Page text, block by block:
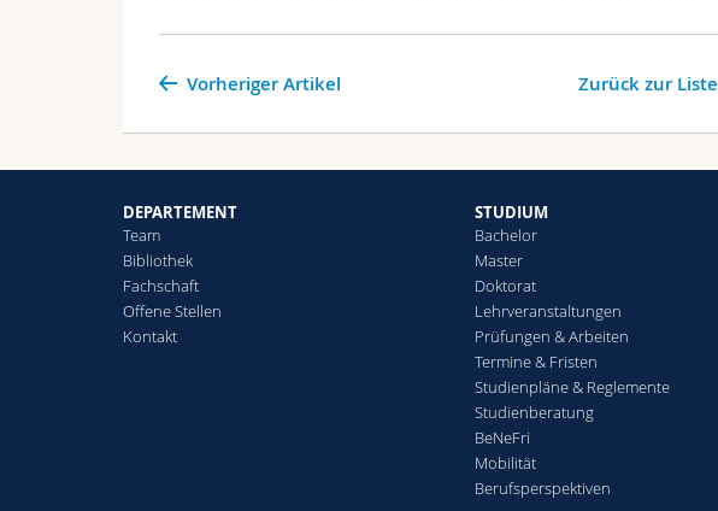
Vorheriger Artikel Zurück zur Liste
DEPARTEMENT
Team
Bibliothek
Fachschaft
Offene Stellen
Kontakt
STUDIUM
Bachelor
Master
Doktorat
Lehrveranstaltungen
Prüfungen & Arbeiten
Termine & Fristen
Studienpläne & Reglemente
Studienberatung
BeNeFri
Mobilität
Berufsperspektiven